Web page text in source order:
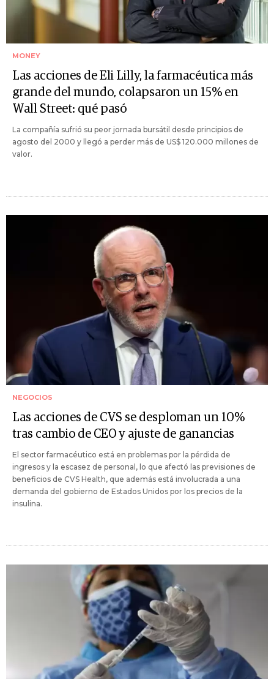
MONEY
Las acciones de Eli Lilly, la farmacéutica más
grande del mundo, colapsaron un 15% en
Wall Street: qué pasó
La compañía sufrió su peor jornada bursátil desde principios de
agosto del 2000 y llegó a perder más de US$ 120.000 millones de
valor.
NEGOCIOS
Las acciones de CVS se desploman un 10%
tras cambio de CEO y ajuste de ganancias
El sector farmacéutico está en problemas por la pérdida de
ingresos y la escasez de personal, lo que afectó las previsiones de
beneficios de CVS Health, que además está involucrada a una
demanda del gobierno de Estados Unidos por los precios de la
insulina.